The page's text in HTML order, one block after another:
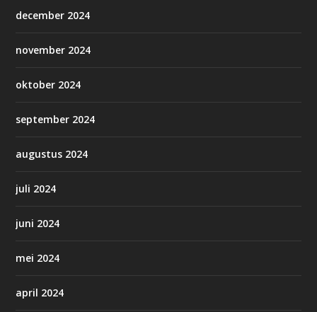
december 2024
november 2024
oktober 2024
september 2024
augustus 2024
juli 2024
juni 2024
mei 2024
april 2024